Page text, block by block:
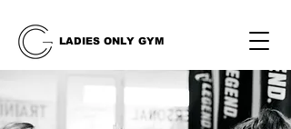
LADIES ONLY GYM